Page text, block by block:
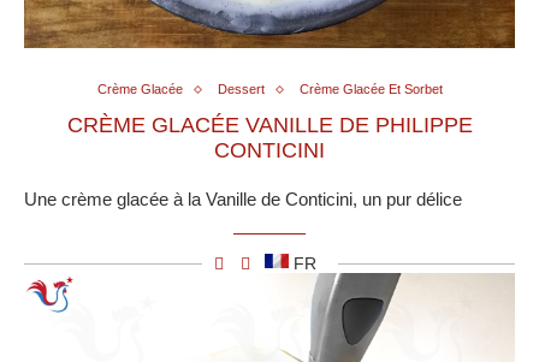
Crème Glacée Dessert Crème Glacée Et Sorbet
CRÈME GLACÉE VANILLE DE PHILIPPE
CONTICINI
Une crème glacée à la Vanille de Conticini, un pur délice
FR